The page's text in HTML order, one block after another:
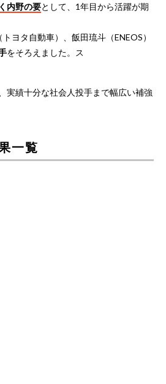
内野の要として、1年目から活躍が期
ヨタ自動車）、飯田琉斗（ENEOS）
をそろえました。ス
実績十分な社会人投手まで幅広い補強
一覧